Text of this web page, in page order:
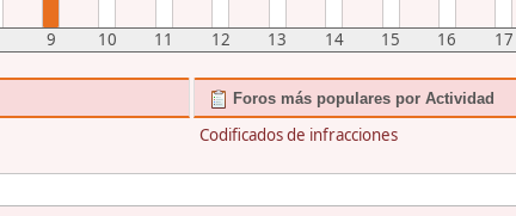
9 10 11 12 13 14 15 16 17
Foros más populares por Actividad
Codificados de infracciones